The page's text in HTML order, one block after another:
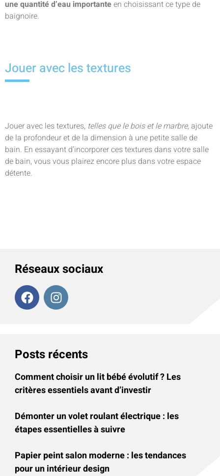
une quantité d’eau importanteen choisissant ce type de
baignoire.
Jouer avec les textures
Jouer avec les textures, telles que le bois et le marbre, ajoute
de la profondeur et de la dimension à une petite salle de
bain. En essayant d’incorporer ces textures dans votre salle
de bain, vous vous plairez encore plus dans votre espace
détente.
Réseaux sociaux
Posts récents
Comment choisir un lit bébé évolutif ? Les
critères essentiels avant d’investir
Démonter un volet roulant électrique : les
étapes essentielles à suivre
Papier peint salon moderne : les tendances
pour un intérieur design